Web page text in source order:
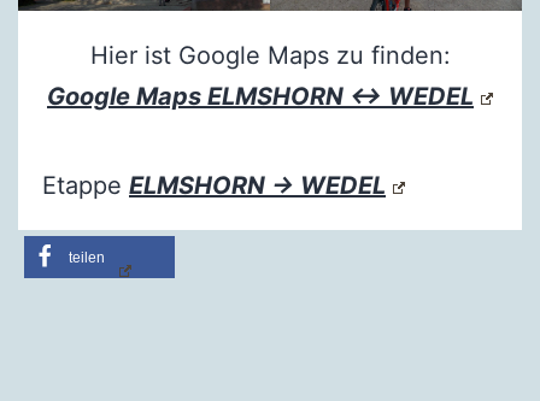
Hier ist Google Maps zu finden:
Google Maps ELMSHORN ↔ WEDEL
Etappe ELMSHORN → WEDEL
teilen